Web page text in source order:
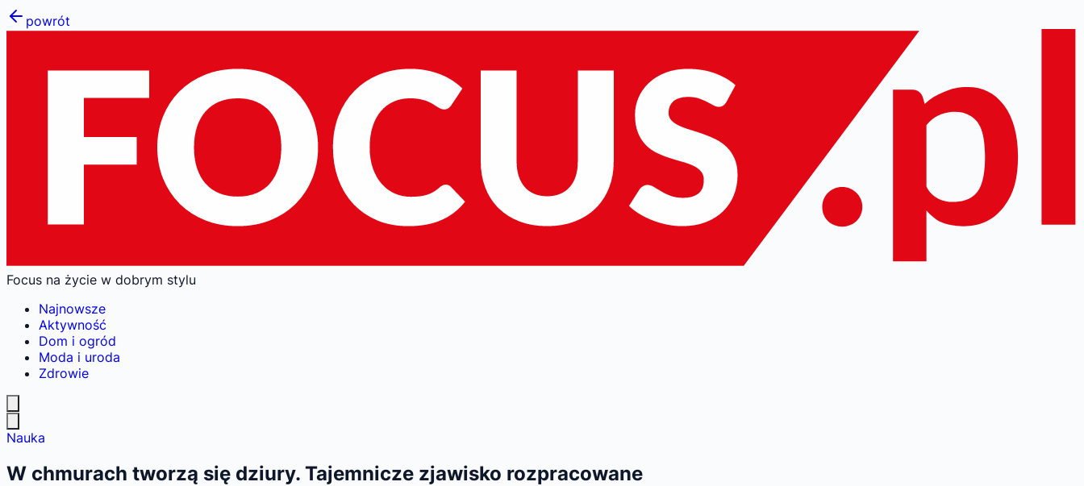
powrót
Focus na życie w dobrym stylu
Najnowsze
Aktywność
Dom i ogród
Moda i uroda
Zdrowie
Nauka
W chmurach tworzą się dziury. Tajemnicze zjawisko rozpracowane